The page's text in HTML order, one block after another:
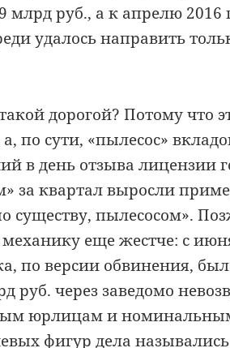
млрд руб., а к апрелю 2016
удалось направить
дорогой? Потому что
по сути, «пылесос»
в день отзыва лицензии
за квартал выросли
существу, пылесосом».
еще жестче: с
по версии обвинения,
руб. через заведомо
юрлицам и
фигур дела